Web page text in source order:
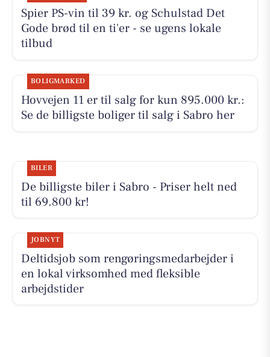
Spier PS-vin til 39 kr. og Schulstad Det
Gode brød til en ti'er - se ugens lokale
tilbud
BOLIGMARKED
Hovvejen 11 er til salg for kun 895.000 kr.:
Se de billigste boliger til salg i Sabro her
BILER
De billigste biler i Sabro - Priser helt ned
til 69.800 kr!
JOBNYT
Deltidsjob som rengøringsmedarbejder i
en lokal virksomhed med fleksible
arbejdstider